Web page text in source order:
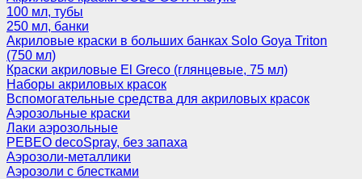
100 мл, тубы
250 мл, банки
Акриловые краски в больших банках Solo Goya Triton
(750 мл)
Краски акриловые El Greco (глянцевые, 75 мл)
Наборы акриловых красок
Вспомогательные средства для акриловых красок
Аэрозольные краски
Лаки аэрозольные
PEBEO decoSpray, без запаха
Аэрозоли-металлики
Аэрозоли с блестками